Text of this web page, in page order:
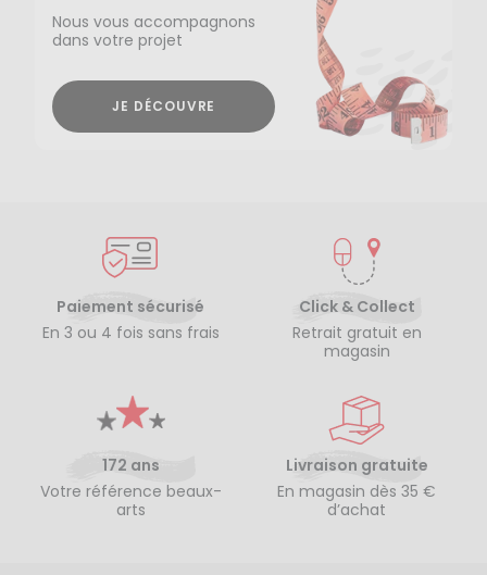
Nous vous accompagnons
dans votre projet
JE DÉCOUVRE
Paiement sécurisé
En 3 ou 4 fois sans frais
Click & Collect
Retrait gratuit en
magasin
172 ans
Votre référence beaux-
arts
Livraison gratuite
En magasin dès 35 €
d’achat